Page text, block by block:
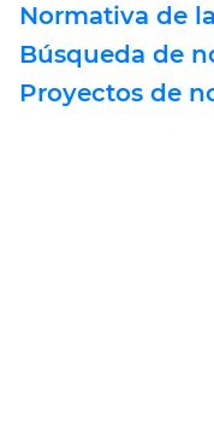
Normativa de
Búsqueda de
Proyectos de